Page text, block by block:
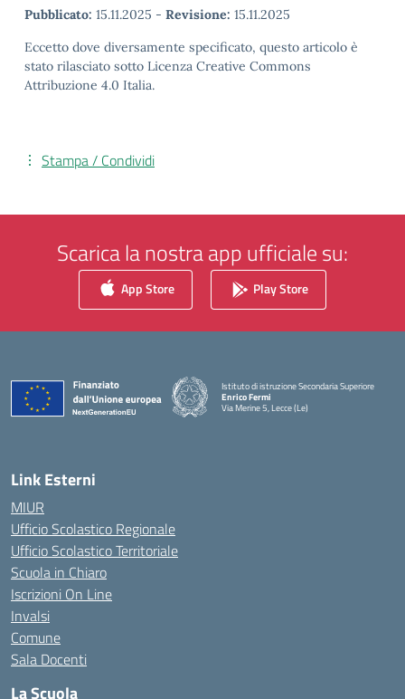
Pubblicato: 15.11.2025 - Revisione: 15.11.2025
Eccetto dove diversamente specificato, questo articolo è
stato rilasciato sotto Licenza Creative Commons
Attribuzione 4.0 Italia.
Stampa / Condividi
Scarica la nostra app ufficiale su:
App Store Play Store
Istituto di istruzione Secondaria Superiore
Enrico Fermi
Via Merine 5, Lecce (Le)
Link Esterni
MIUR
Ufficio Scolastico Regionale
Ufficio Scolastico Territoriale
Scuola in Chiaro
Iscrizioni On Line
Invalsi
Comune
Sala Docenti
La Scuola